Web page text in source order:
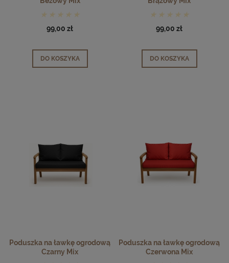
99,00 zł
DO KOSZYKA
99,00 zł
DO KOSZYKA
Poduszka na ławkę ogrodową
Czarny Mix
Poduszka na ławkę ogrodową
Czerwona Mix